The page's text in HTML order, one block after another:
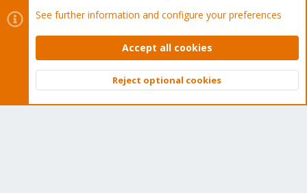
Cookies
Proxmox Support Forum - Light Mode
Contact us
Terms and rules Privacy policy Help Home
Community platform by XenForo © 2010-2026 XenForo Ltd.
Top
See further information and configure your preferences
Accept all cookies
Reject optional cookies